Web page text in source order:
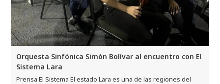
Orquesta Sinfónica Simón Bolívar al encuentro con El
Sistema Lara
Prensa El Sistema El estado Lara es una de las regiones del